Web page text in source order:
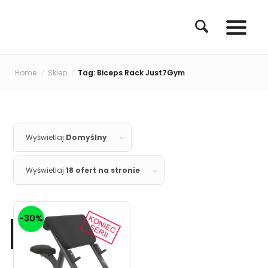
Home / Sklep / Tag: Biceps Rack Just7Gym
Wyświetlaj Domyślny
Wyświetlaj18 ofert na stronie
-30%